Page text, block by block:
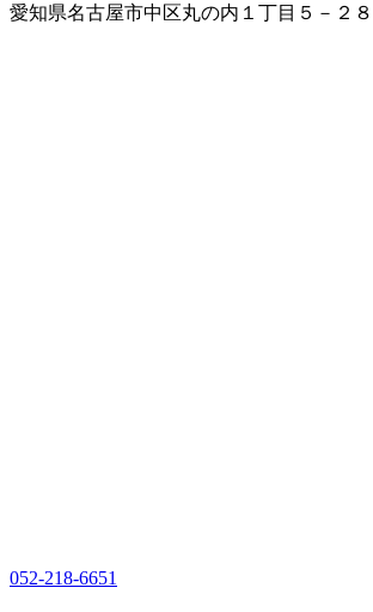
愛知県名古屋市中区丸の内１丁目５－２
052-218-6651